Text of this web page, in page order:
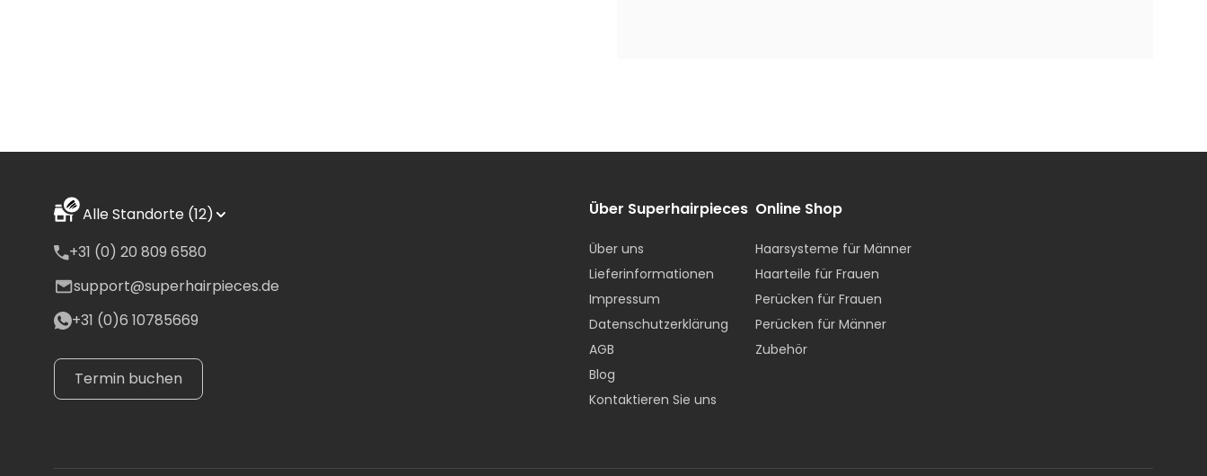
Alle Standorte (12)
+31 (0) 20 809 6580
support@superhairpieces.de
+31 (0)6 10785669
Termin buchen
Über Superhairpieces
Über uns
Lieferinformationen
Impressum
Datenschutzerklärung
AGB
Blog
Kontaktieren Sie uns
Online Shop
Haarsysteme für Männer
Haarteile für Frauen
Perücken für Frauen
Perücken für Männer
Zubehör